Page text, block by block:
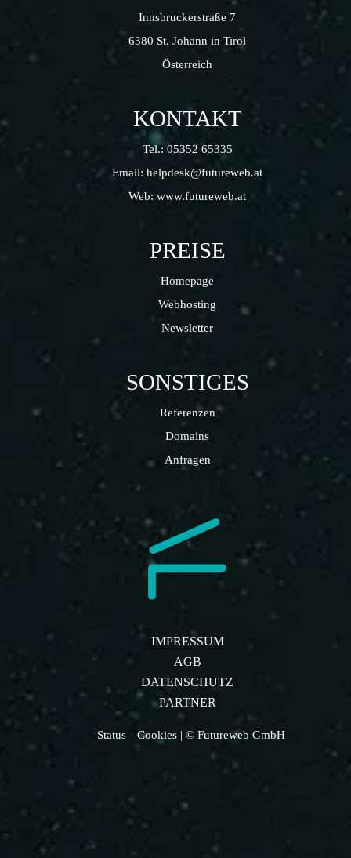
Innsbruckerstraße 7
6380 St. Johann in Tirol
Österreich
KONTAKT
Tel.: 05352 65335
Email: helpdesk@futureweb.at
Web: www.futureweb.at
PREISE
Homepage
Webhosting
Newsletter
SONSTIGES
Referenzen
Domains
Anfragen
IMPRESSUM
AGB
DATENSCHUTZ
PARTNER
Status Cookies | © Futureweb GmbH